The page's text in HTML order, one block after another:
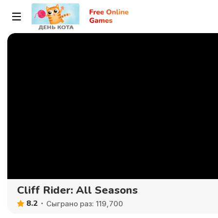
Cliff Rider: All Seasons
8.2 Сыграно раз: 119,700